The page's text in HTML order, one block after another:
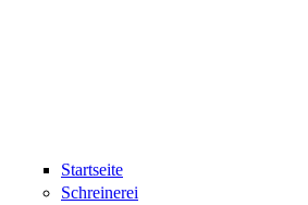
Startseite
Schreinerei